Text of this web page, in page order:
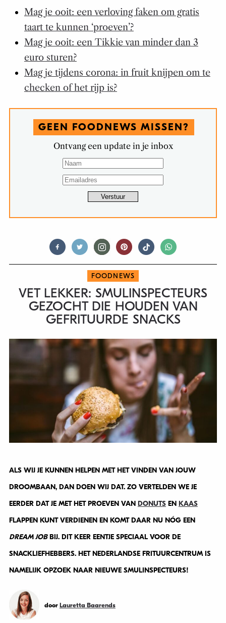
Mag je ooit: een verloving faken om gratis
taart te kunnen ‘proeven’?
Mag je ooit: een Tikkie van minder dan 3
euro sturen?
Mag je tijdens corona: in fruit knijpen om te
checken of het rijp is?
GEEN FOODNEWS MISSEN?
Ontvang een update in je inbox
FOODNEWS
VET LEKKER: SMULINSPECTEURS
GEZOCHT DIE HOUDEN VAN
GEFRITUURDE SNACKS
ALS WIJ JE KUNNEN HELPEN MET HET VINDEN VAN JOUW
DROOMBAAN, DAN DOEN WIJ DAT. ZO VERTELDEN WE JE
EERDER DAT JE MET HET PROEVEN VAN DONUTSEN KAAS
FLAPPEN KUNT VERDIENEN EN KOMT DAAR NU NÓG EEN
DREAM JOBBIJ. DIT KEER EENTJE SPECIAAL VOOR DE
SNACKLIEFHEBBERS. HET NEDERLANDSE FRITUURCENTRUM IS
NAMELIJK OPZOEK NAAR NIEUWE SMULINSPECTEURS!
door Lauretta Baarends